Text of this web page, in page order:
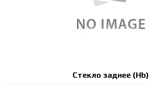
Стекло заднее (Hb)